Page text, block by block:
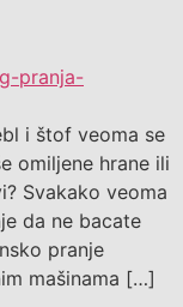
i štof veoma se
omiljene hrane ili
Svakako veoma
da ne bacate
pranje
mašinama […]